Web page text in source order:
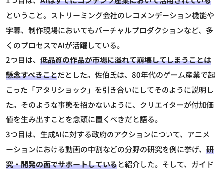
ということ。ストリーミング会社のレコメンデーション機能や
字幕、制作現場においてもバーチャルプロダクションなど、多
くのプロセスでAIが活躍している。
2つ目は、 低品質の作品が市場に溢れて崩壊してしまうことは
懸念すべきことだとした。佐伯氏は、80年代のゲーム産業で起
こった「アタリショック」を引き合いにしてそのように説明し
た。そのような事態を招かないように、クリエイターが付加価
値を生み出すことを念頭に置くべきだと語る。
3つ目は、生成AIに対する政府のアクションについて、アニメ
ーションにおける動画の中割などの分野の研究を例に挙げ、 研
究・開発の面でサポートしていると紹介した。そして、ガイド